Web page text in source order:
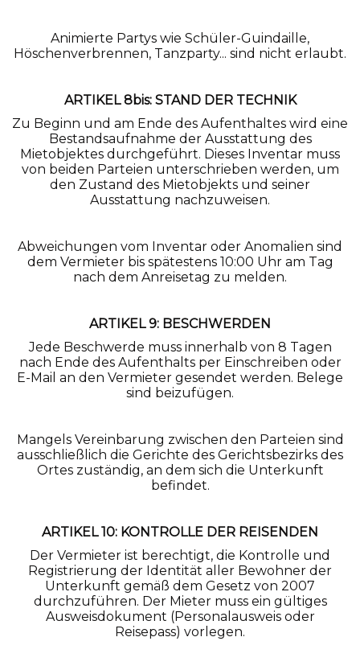
Animierte Partys wie Schüler-Guindaille,
Höschenverbrennen, Tanzparty... sind nicht erlaubt.
ARTIKEL 8bis: STAND DER TECHNIK
Zu Beginn und am Ende des Aufenthaltes wird eine
Bestandsaufnahme der Ausstattung des
Mietobjektes durchgeführt. Dieses Inventar muss
von beiden Parteien unterschrieben werden, um
den Zustand des Mietobjekts und seiner
Ausstattung nachzuweisen.
Abweichungen vom Inventar oder Anomalien sind
dem Vermieter bis spätestens 10:00 Uhr am Tag
nach dem Anreisetag zu melden.
ARTIKEL 9: BESCHWERDEN
Jede Beschwerde muss innerhalb von 8 Tagen
nach Ende des Aufenthalts per Einschreiben oder
E-Mail an den Vermieter gesendet werden. Belege
sind beizufügen.
Mangels Vereinbarung zwischen den Parteien sind
ausschließlich die Gerichte des Gerichtsbezirks des
Ortes zuständig, an dem sich die Unterkunft
befindet.
ARTIKEL 10: KONTROLLE DER REISENDEN
Der Vermieter ist berechtigt, die Kontrolle und
Registrierung der Identität aller Bewohner der
Unterkunft gemäß dem Gesetz von 2007
durchzuführen. Der Mieter muss ein gültiges
Ausweisdokument (Personalausweis oder
Reisepass) vorlegen.